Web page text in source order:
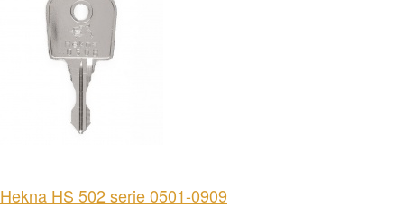
Hekna HS 502 serie 0501-0909